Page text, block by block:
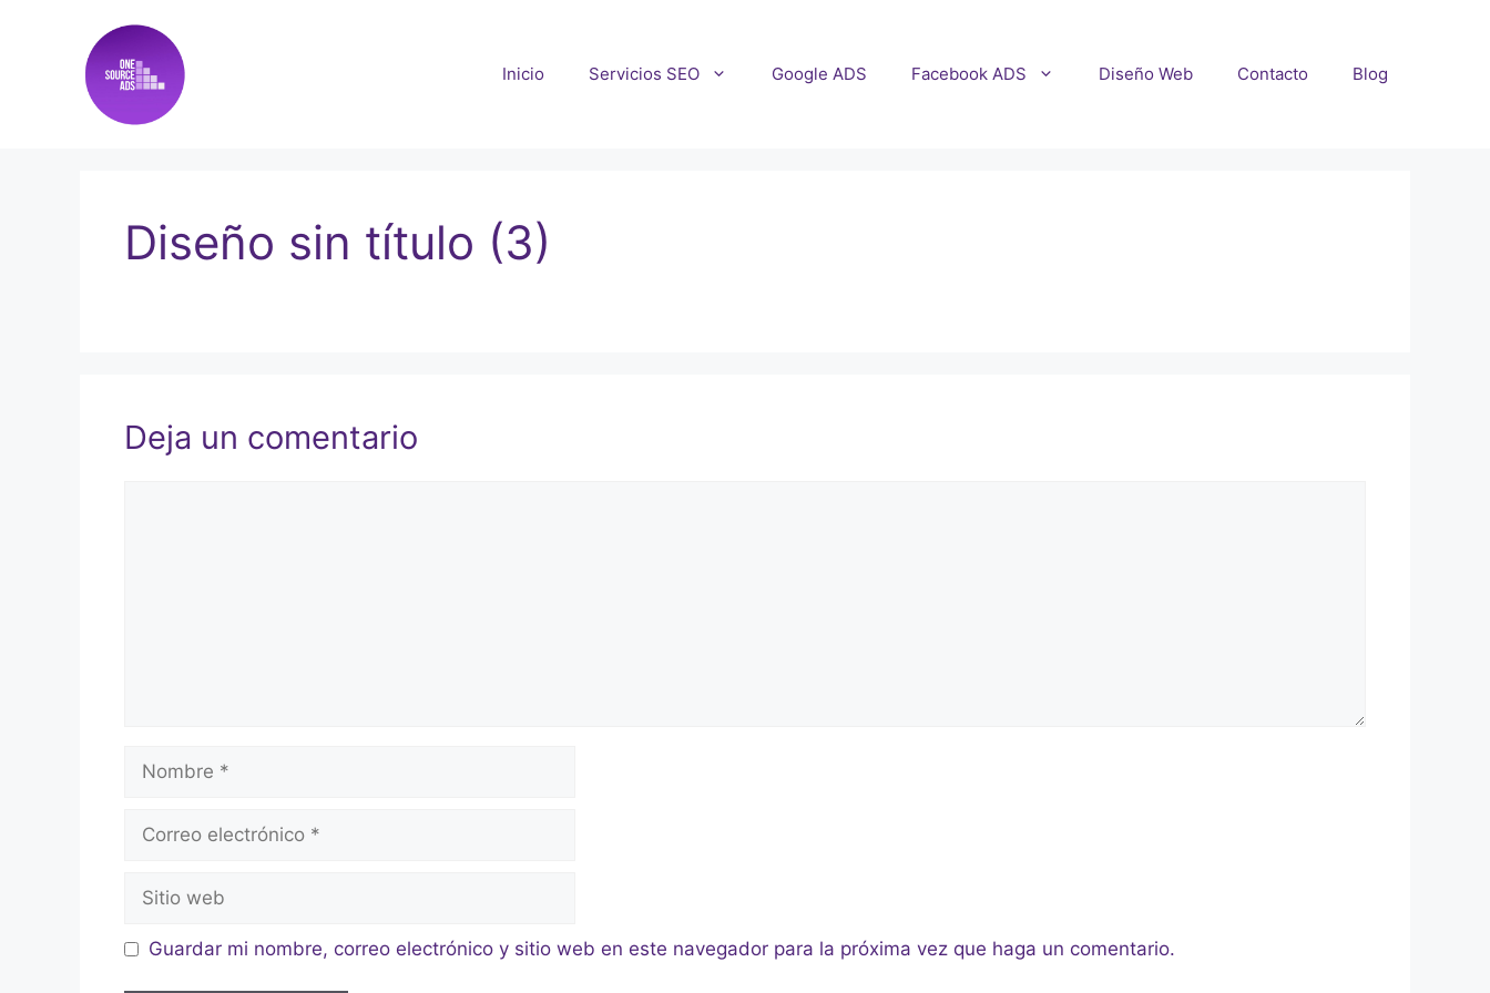
Inicio Servicios SEO Google ADS Facebook ADS Diseño Web Contacto Blog
Diseño sin título (3)
Deja un comentario
Guardar mi nombre, correo electrónico y sitio web en este navegador para la próxima vez que haga un comentario.